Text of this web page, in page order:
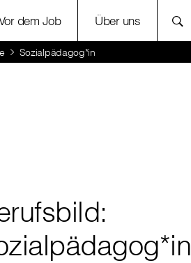
dem Job Über uns
Sozialpädagog*in